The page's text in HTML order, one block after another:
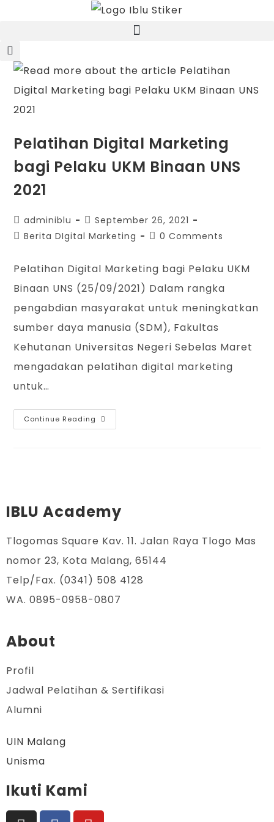
Pelatihan Digital Marketing
bagi Pelaku UKM Binaan UNS
2021
adminiblu
September 26, 2021
Berita DIgital Marketing
0 Comments
Pelatihan Digital Marketing bagi Pelaku UKM
Binaan UNS (25/09/2021) Dalam rangka
pengabdian masyarakat untuk meningkatkan
sumber daya manusia (SDM), Fakultas
Kehutanan Universitas Negeri Sebelas Maret
mengadakan pelatihan digital marketing
untuk…
Continue Reading
IBLU Academy
Tlogomas Square Kav. 11. Jalan Raya Tlogo Mas
nomor 23, Kota Malang, 65144
Telp/Fax. (0341) 508 4128
WA. 0895-0958-0807
About
Profil
Jadwal Pelatihan & Sertifikasi
Alumni
UIN Malang
Unisma
Ikuti Kami